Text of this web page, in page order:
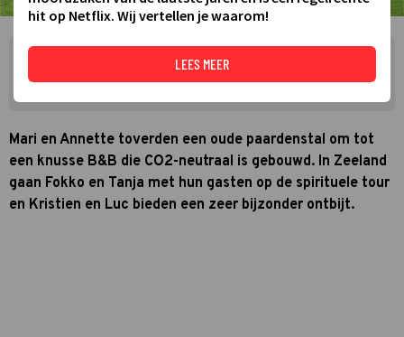
MAAK TVGIDS.NL JE GOOGLE-FAVORIET
Mari en Annette toverden een oude paardenstal om tot
een knusse B&B die CO2-neutraal is gebouwd. In Zeeland
gaan Fokko en Tanja met hun gasten op de spirituele tour
en Kristien en Luc bieden een zeer bijzonder ontbijt.
hit op Netflix. Wij vertellen je waarom!
LEES MEER